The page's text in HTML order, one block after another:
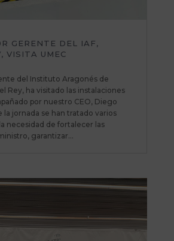
GERENTE DEL IAF,
VISITA UMEC
del Instituto Aragonés de
Rey, ha visitado las instalaciones
por nuestro CEO, Diego
la jornada se han tratado varios
necesidad de fortalecer las
garantizar...